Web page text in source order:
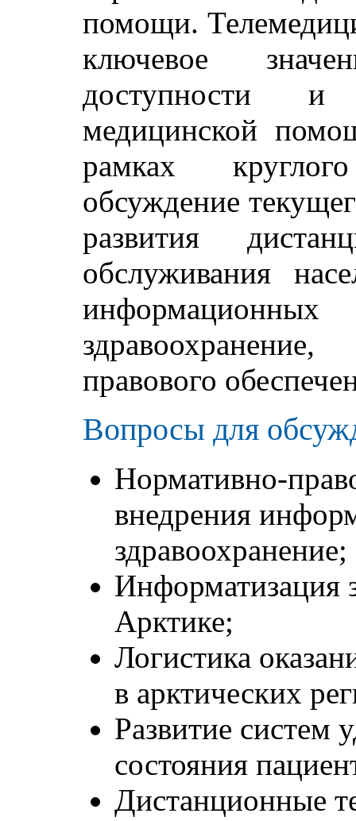
помощи.
ключевое
доступности и
медицинской
рамках
обсуждение
развития
обслуживания
правового
Вопросы для
Нормативно-
внедрения
здравоохранение;
Информатизация
Арктике;
Логистика
в арктических
Развитие систем
состояния
Дистанционные